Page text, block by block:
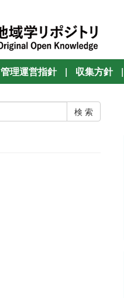
管理運営指針 | 収集方針 |